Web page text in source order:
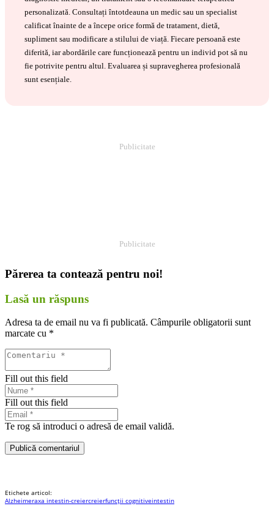
personalizată. Consultați întotdeauna un medic sau un specialist
calificat înainte de a începe orice formă de tratament, dietă,
supliment sau modificare a stilului de viață. Fiecare persoană este
diferită, iar abordările care funcționează pentru un individ pot să nu
fie potrivite pentru altul. Evaluarea și supravegherea profesională
sunt esențiale.
Publicitate
Publicitate
Părerea ta contează pentru noi!
Lasă un răspuns
Adresa ta de email nu va fi publicată. Câmpurile obligatorii sunt
marcate cu *
Fill out this field
Fill out this field
Te rog să introduci o adresă de email validă.
Publică comentariul
Etichete articol:
Alzheimeraxa intestin-creiercreierfuncții cognitiveintestin